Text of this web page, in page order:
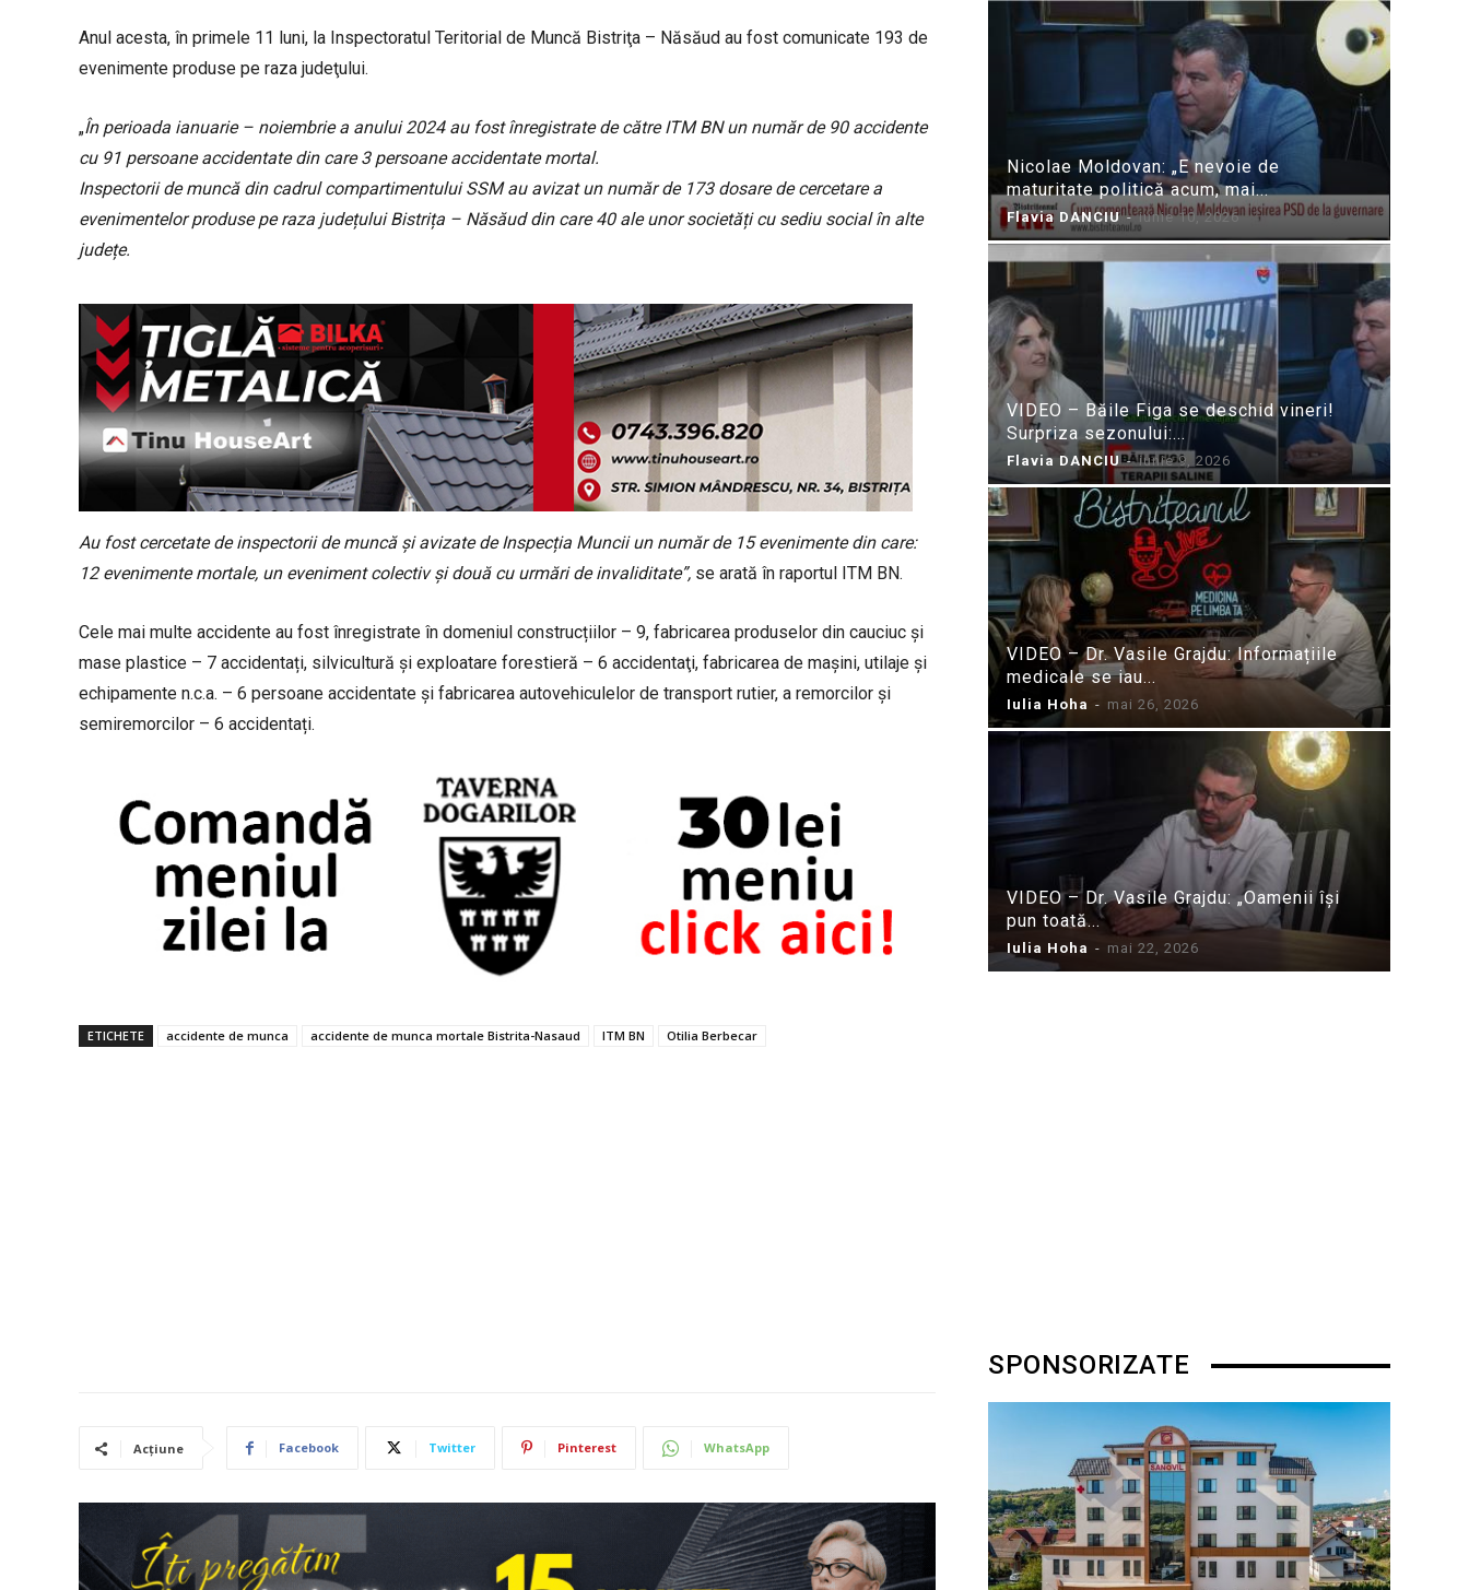
Anul acesta, în primele 11 luni, la Inspectoratul Teritorial de Muncă Bistriţa – Năsăud au fost comunicate 193 de
evenimente produse pe raza judeţului.
„În perioada ianuarie – noiembrie a anului 2024 au fost înregistrate de către ITM BN un număr de 90 accidente
cu 91 persoane accidentate din care 3 persoane accidentate mortal.
Inspectorii de muncă din cadrul compartimentului SSM au avizat un număr de 173 dosare de cercetare a
evenimentelor produse pe raza județului Bistrița – Năsăud din care 40 ale unor societăți cu sediu social în alte
județe.
Au fost cercetate de inspectorii de muncă și avizate de Inspecția Muncii un număr de 15 evenimente din care:
12 evenimente mortale, un eveniment colectiv și două cu urmări de invaliditate”, se arată în raportul ITM BN.
Cele mai multe accidente au fost înregistrate în domeniul construcțiilor – 9, fabricarea produselor din cauciuc și
mase plastice – 7 accidentați, silvicultură și exploatare forestieră – 6 accidentaţi, fabricarea de mașini, utilaje și
echipamente n.c.a. – 6 persoane accidentate și fabricarea autovehiculelor de transport rutier, a remorcilor și
semiremorcilor – 6 accidentați.
ETICHETE accidente de munca accidente de munca mortale Bistrita-Nasaud ITM BN Otilia Berbecar
Acțiune Facebook Twitter Pinterest WhatsApp
Nicolae Moldovan: „E nevoie de
maturitate politică acum, mai...
Flavia DANCIU - iunie 10, 2026
VIDEO – Băile Figa se deschid vineri!
Surpriza sezonului:...
Flavia DANCIU - iunie 9, 2026
VIDEO – Dr. Vasile Grajdu: Informațiile
medicale se iau...
Iulia Hoha - mai 26, 2026
VIDEO – Dr. Vasile Grajdu: „Oamenii își
pun toată...
Iulia Hoha - mai 22, 2026
SPONSORIZATE